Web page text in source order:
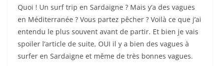
Quoi ! Un surf trip en Sardaigne ? Mais y’a des vagues
en Méditerranée ? Vous partez pêcher ? Voilà ce que j’ai
entendu le plus souvent avant de partir. Et bien je vais
spoiler l’article de suite, OUI il y a bien des vagues à
surfer en Sardaigne et même de très bonnes vagues.